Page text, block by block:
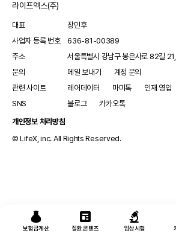
보험금계산 질환 콘텐츠 임상시험
라이프엑스(주)
대표
장민후
사업자 등록 번호
636-81-00389
주소
서울특별시 강남구 봉은사로 82길
문의
메일 보내기
계정 문의
관련 사이트
레어데이터 마미톡 인재 영입
SNS
블로그
카카오톡
개인정보 처리방침
© LifeX, inc. All Rights Reserved.